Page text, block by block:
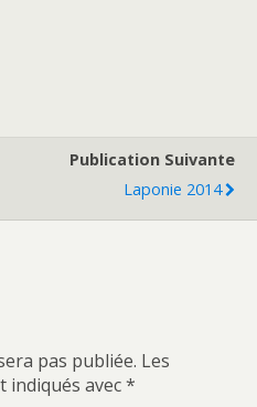
Publication Suivante
Laponie 2014
pas publiée. Les
indiqués avec*